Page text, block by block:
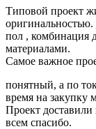
Типовой проект
оригинальностью.
пол , комбинация
материалами.
Самое важное
понятный, а по
время на закупку
Проект
всем спасибо.